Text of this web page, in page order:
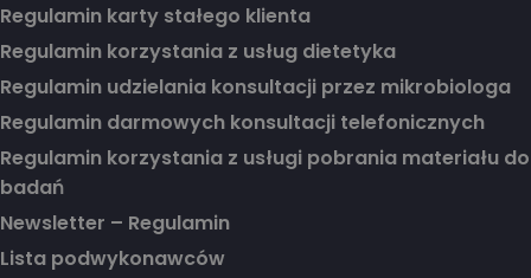
Regulamin karty stałego klienta
Regulamin korzystania z usług dietetyka
Regulamin udzielania konsultacji przez mikrobiologa
Regulamin darmowych konsultacji telefonicznych
Regulamin korzystania z usługi pobrania materiału do
badań
Newsletter – Regulamin
Lista podwykonawców